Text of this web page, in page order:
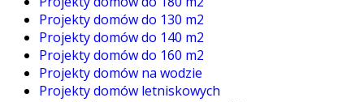
Projekty domów do 130 m2
Projekty domów do 140 m2
Projekty domów do 160 m2
Projekty domów na wodzie
Projekty domów letniskowych